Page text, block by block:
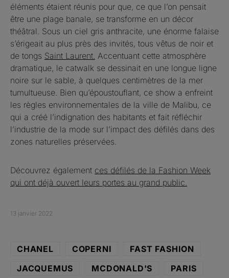
éléments étaient réunis pour que, ce que l’on pensait
être une plage banale, se transforme en un décor
théâtral. Sous un ciel gris anthracite, une énorme falaise
s’érigeait au plus près des invités, tous vêtus de noir et
de tongs Saint Laurent. Accentuant cette atmosphère
dramatique, le catwalk se dessinait en une longue ligne
noire sur le sable, à quelques centimètres de la mer
tumultueuse. Bien qu’époustouflant, ce show a enfreint
les règles environnementales de la ville de Malibu, ce
qui a créé l’indignation des habitants et fait réfléchir
l’industrie de la mode sur l’impact des défilés dans des
zones naturelles préservées.
Découvrez également ces défilés de la Fashion Week
qui ont déjà ouvert leurs portes au grand public.
13 janvier 2022
CHANEL COPERNI
FAST FASHION
JACQUEMUS
MCDONALD'S
PARIS